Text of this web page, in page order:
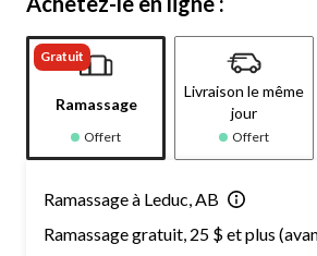
Gratuit
Ramassage
Offert
Livraison le même
jour
Offert
Ramassage à Leduc, AB
Ramassage gratuit, 25 $ et plus